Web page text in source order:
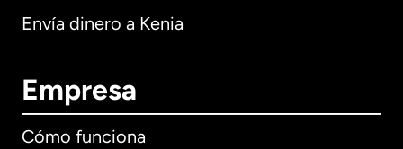
Envía dinero a Kenia
Empresa
Cómo funciona